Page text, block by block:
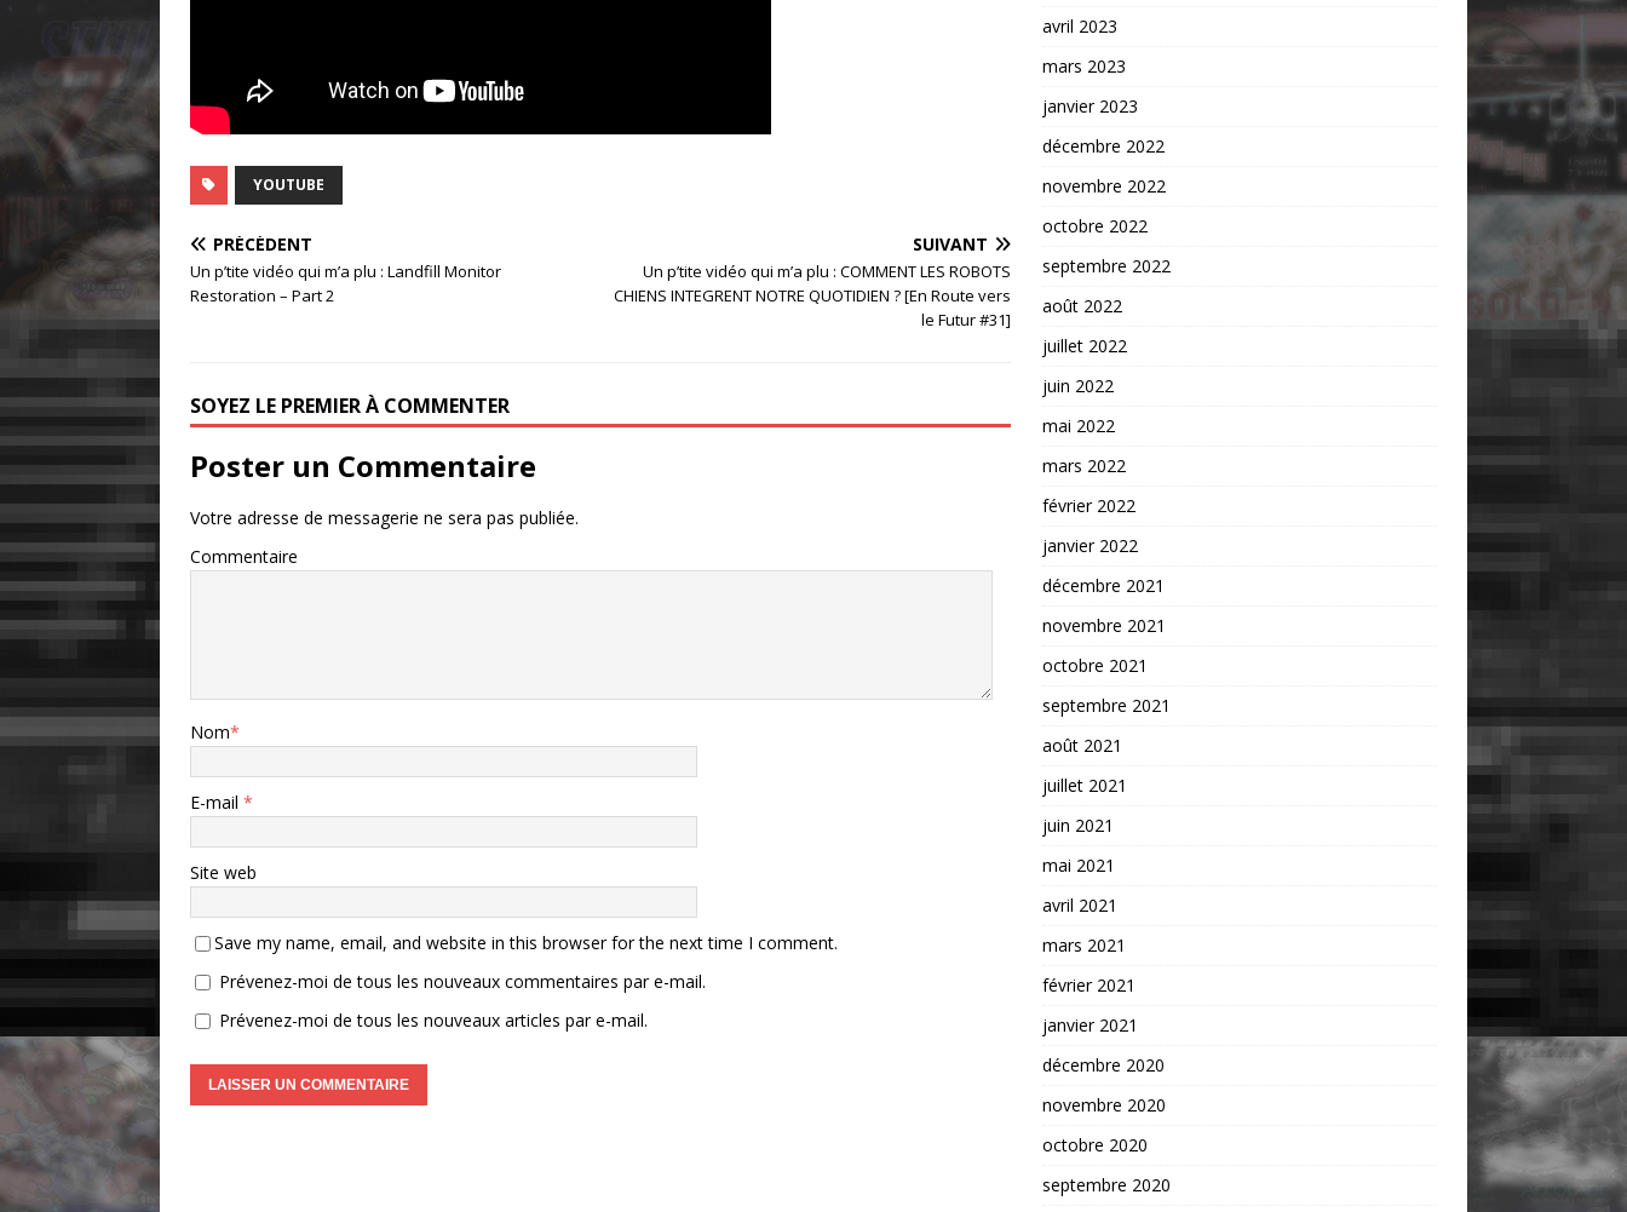
YOUTUBE
PRÉCÉDENT
Un p’tite vidéo qui m’a plu : Landfill Monitor
Restoration – Part 2
SUIVANT
Un p’tite vidéo qui m’a plu : COMMENT LES ROBOTS
CHIENS INTEGRENT NOTRE QUOTIDIEN ? [En Route vers
le Futur #31]
SOYEZ LE PREMIER À COMMENTER
Poster un Commentaire
Votre adresse de messagerie ne sera pas publiée.
Commentaire
Nom*
E-mail *
Site web
Save my name, email, and website in this browser for the next time I comment.
Prévenez-moi de tous les nouveaux commentaires par e-mail.
Prévenez-moi de tous les nouveaux articles par e-mail.
avril 2023
mars 2023
janvier 2023
décembre 2022
novembre 2022
octobre 2022
septembre 2022
août 2022
juillet 2022
juin 2022
mai 2022
mars 2022
février 2022
janvier 2022
décembre 2021
novembre 2021
octobre 2021
septembre 2021
août 2021
juillet 2021
juin 2021
mai 2021
avril 2021
mars 2021
février 2021
janvier 2021
décembre 2020
novembre 2020
octobre 2020
septembre 2020